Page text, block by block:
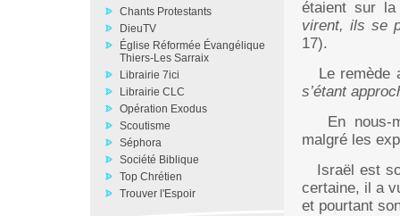
Chants Protestants
DieuTV
Église Réformée Évangélique
Thiers-Les Sarraix
Librairie 7ici
Librairie CLC
Opération Exodus
Scoutisme
Séphora
Société Biblique
Top Chrétien
Trouver l'Espoir
étaient sur
virent, ils se
17).
Le remède
s’étant
En nous-
malgré les
Israël est
certaine, il a
et pourtant